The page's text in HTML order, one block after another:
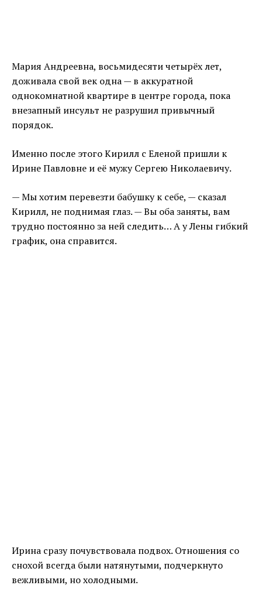
Мария Андреевна, восьмидесяти четырёх лет,
доживала свой век одна — в аккуратной
однокомнатной квартире в центре города, пока
внезапный инсульт не разрушил привычный
порядок.
Именно после этого Кирилл с Еленой пришли к
Ирине Павловне и её мужу Сергею Николаевичу.
— Мы хотим перевезти бабушку к себе, — сказал
Кирилл, не поднимая глаз. — Вы оба заняты, вам
трудно постоянно за ней следить… А у Лены гибкий
график, она справится.
Ирина сразу почувствовала подвох. Отношения со
снохой всегда были натянутыми, подчеркнуто
вежливыми, но холодными.